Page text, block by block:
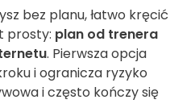
bez planu, łatwo kręcić
prosty: plan od trenera
. Pierwsza opcja
i ogranicza ryzyko
i często kończy się